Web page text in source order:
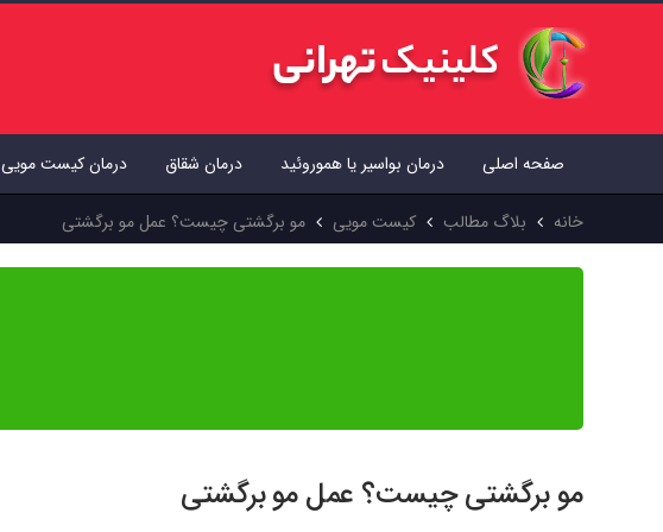
صفحه اصلی درمان بواسیر یا هموروئید درمان شقاق درمان کیست مویی
خانه بلاگ مطالب کیست مویی مو برگشتی چیست؟ عمل مو برگشتی
مو برگشتی چیست؟ عمل مو برگشتی